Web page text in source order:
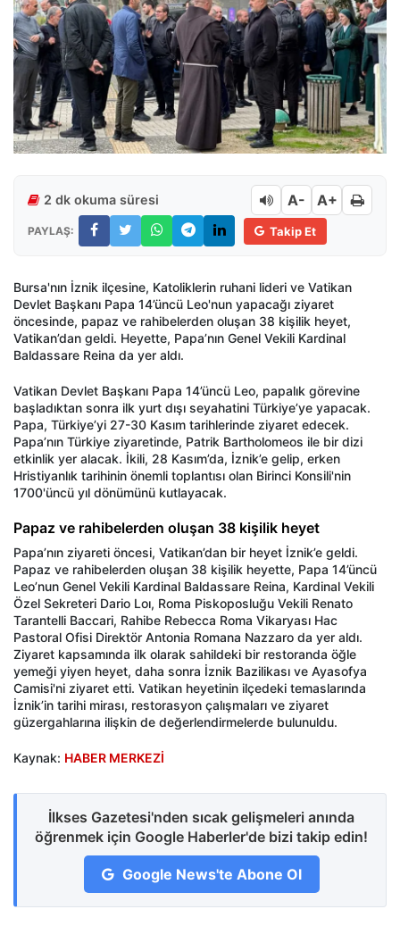
2 dk okuma süresi A- A+
PAYLAŞ: Takip Et
Bursa'nın İznik ilçesine, Katoliklerin ruhani lideri ve Vatikan
Devlet Başkanı Papa 14’üncü Leo'nun yapacağı ziyaret
öncesinde, papaz ve rahibelerden oluşan 38 kişilik heyet,
Vatikan’dan geldi. Heyette, Papa’nın Genel Vekili Kardinal
Baldassare Reina da yer aldı.
Vatikan Devlet Başkanı Papa 14’üncü Leo, papalık görevine
başladıktan sonra ilk yurt dışı seyahatini Türkiye’ye yapacak.
Papa, Türkiye’yi 27-30 Kasım tarihlerinde ziyaret edecek.
Papa’nın Türkiye ziyaretinde, Patrik Bartholomeos ile bir dizi
etkinlik yer alacak. İkili, 28 Kasım’da, İznik’e gelip, erken
Hristiyanlık tarihinin önemli toplantısı olan Birinci Konsili'nin
1700'üncü yıl dönümünü kutlayacak.
Papaz ve rahibelerden oluşan 38 kişilik heyet
Papa’nın ziyareti öncesi, Vatikan’dan bir heyet İznik’e geldi.
Papaz ve rahibelerden oluşan 38 kişilik heyette, Papa 14’üncü
Leo’nun Genel Vekili Kardinal Baldassare Reina, Kardinal Vekili
Özel Sekreteri Dario Loı, Roma Piskoposluğu Vekili Renato
Tarantelli Baccari, Rahibe Rebecca Roma Vikaryası Hac
Pastoral Ofisi Direktör Antonia Romana Nazzaro da yer aldı.
Ziyaret kapsamında ilk olarak sahildeki bir restoranda öğle
yemeği yiyen heyet, daha sonra İznik Bazilikası ve Ayasofya
Camisi'ni ziyaret etti. Vatikan heyetinin ilçedeki temaslarında
İznik’in tarihi mirası, restorasyon çalışmaları ve ziyaret
güzergahlarına ilişkin de değerlendirmelerde bulunuldu.
Kaynak: HABER MERKEZİ
İlkses Gazetesi'nden sıcak gelişmeleri anında
öğrenmek için Google Haberler'de bizi takip edin!
Google News'te Abone Ol